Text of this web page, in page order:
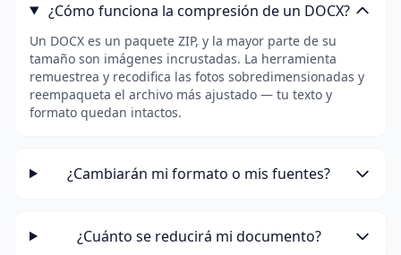
¿Cómo funciona la compresión de un DOCX?
Un DOCX es un paquete ZIP, y la mayor parte de su
tamaño son imágenes incrustadas. La herramienta
remuestrea y recodifica las fotos sobredimensionadas y
reempaqueta el archivo más ajustado — tu texto y
formato quedan intactos.
¿Cambiarán mi formato o mis fuentes?
¿Cuánto se reducirá mi documento?